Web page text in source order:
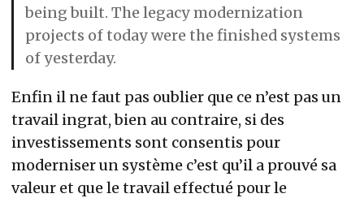
being built. The legacy modernization
projects of today were the finished systems
of yesterday.
Enfin il ne faut pas oublier que ce n’est pas un
travail ingrat, bien au contraire, si des
investissements sont consentis pour
moderniser un système c’est qu’il a prouvé sa
valeur et que le travail effectué pour le